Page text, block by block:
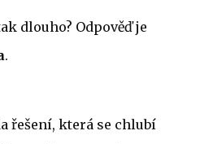
dlouho? Odpověď je
.
řešení, která se chlubí